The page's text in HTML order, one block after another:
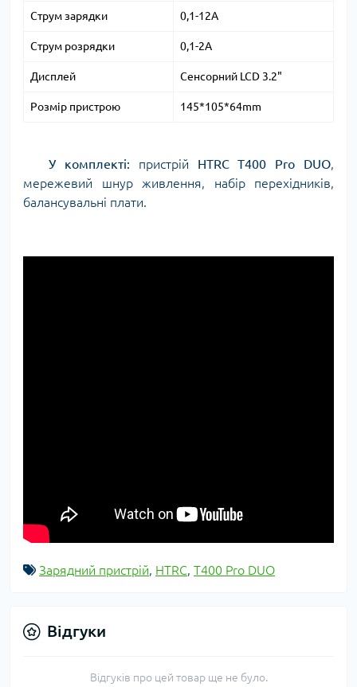
Струм зарядки 0,1-12A
Струм розрядки 0,1-2A
Дисплей Сенсорний LCD 3.2"
Розмір пристрою 145*105*64mm
У комплекті: пристрій HTRC T400 Pro DUO,
мережевий шнур живлення, набір перехідників,
балансувальні плати.
Зарядний пристрій, HTRC, T400 Pro DUO
Відгуки
Відгуків про цей товар ще не було.